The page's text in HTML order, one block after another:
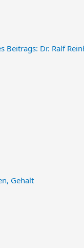
Beitrags: Dr. Ralf
Gehalt